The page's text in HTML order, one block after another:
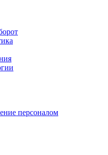
персоналом